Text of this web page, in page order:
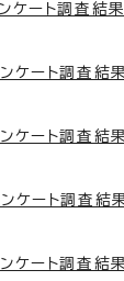
ケート調査結
ケート調査結
ケート調査結
ケート調査結
ケート調査結